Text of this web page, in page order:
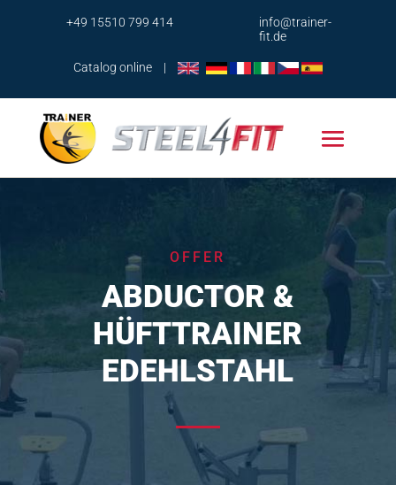
+49 15510 799 414
info@trainer-
fit.de
Catalog online |
OFFER
ABDUCTOR &
HÜFTTRAINER
EDEHLSTAHL